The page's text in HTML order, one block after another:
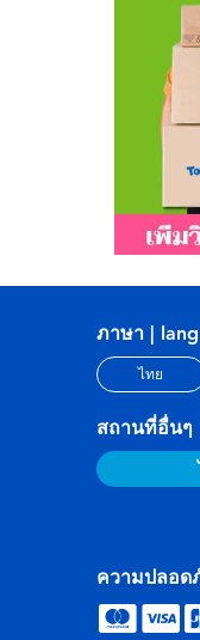
ภาษา |
ไทย
สถานที่อื่นๆ
ความปลอด